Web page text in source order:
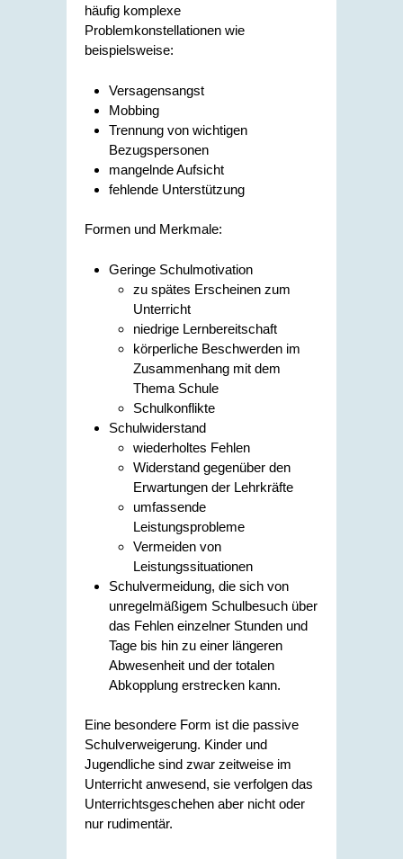
häufig komplexe
Problemkonstellationen wie
beispielsweise:
Versagensangst
Mobbing
Trennung von wichtigen
Bezugspersonen
mangelnde Aufsicht
fehlende Unterstützung
Formen und Merkmale:
Geringe Schulmotivation
zu spätes Erscheinen zum
Unterricht
niedrige Lernbereitschaft
körperliche Beschwerden im
Zusammenhang mit dem
Thema Schule
Schulkonflikte
Schulwiderstand
wiederholtes Fehlen
Widerstand gegenüber den
Erwartungen der Lehrkräfte
umfassende
Leistungsprobleme
Vermeiden von
Leistungssituationen
Schulvermeidung, die sich von
unregelmäßigem Schulbesuch über
das Fehlen einzelner Stunden und
Tage bis hin zu einer längeren
Abwesenheit und der totalen
Abkopplung erstrecken kann.
Eine besondere Form ist die passive
Schulverweigerung. Kinder und
Jugendliche sind zwar zeitweise im
Unterricht anwesend, sie verfolgen das
Unterrichtsgeschehen aber nicht oder
nur rudimentär.